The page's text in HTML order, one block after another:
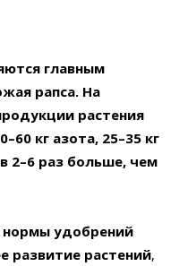
главным
рапса. На
растения
кг азота, 25–35 кг
2–6 раз больше, чем
нормы удобрений
развитие растений,